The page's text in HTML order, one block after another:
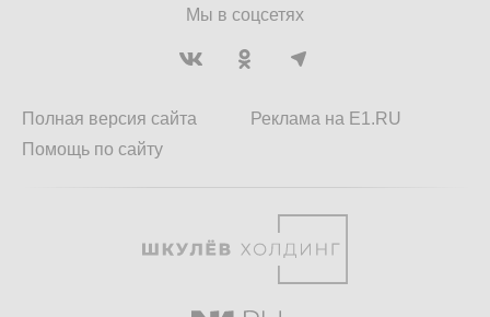
Мы в соцсетях
Полная версия сайта
Помощь по сайту
Реклама на E1.RU